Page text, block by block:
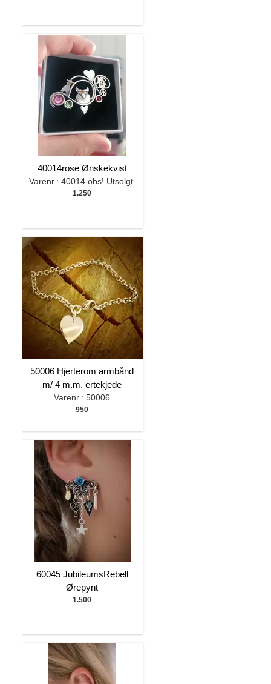
40014rose Ønskekvist
Varenr.: 40014 obs! Utsolgt.
1.250
50006 Hjerterom armbånd
m/ 4 m.m. ertekjede
Varenr.: 50006
950
60045 JubileumsRebell
Ørepynt
1.500